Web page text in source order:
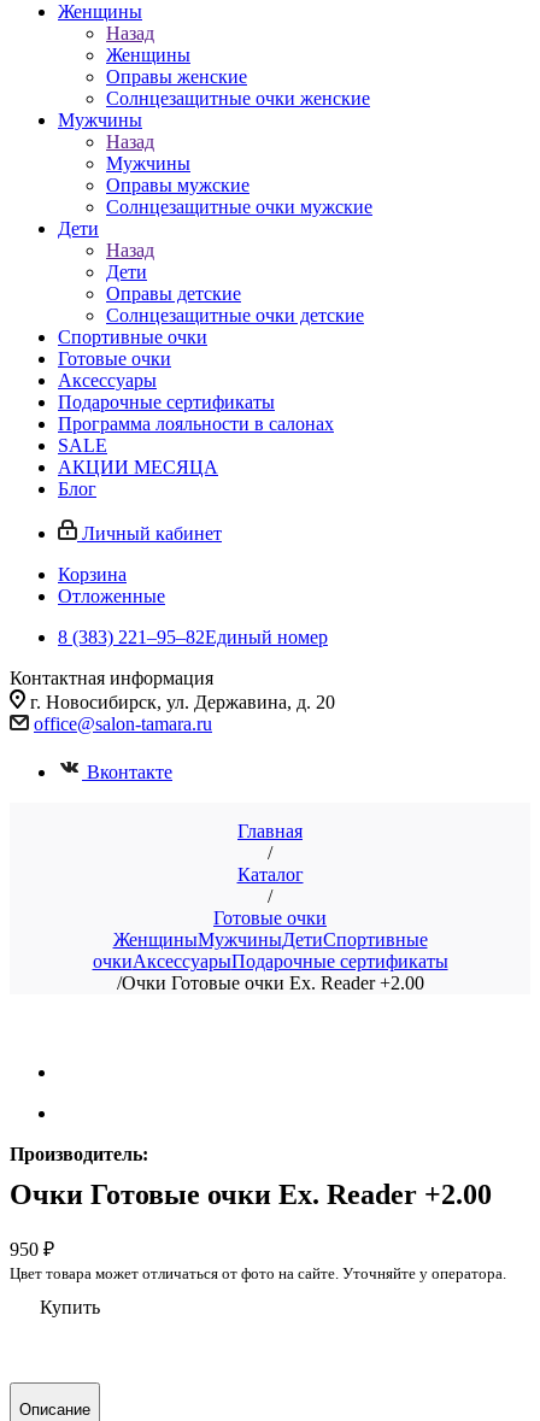
Женщины
Назад
Женщины
Оправы женские
Солнцезащитные очки женские
Мужчины
Назад
Мужчины
Оправы мужские
Солнцезащитные очки мужские
Дети
Назад
Дети
Оправы детские
Солнцезащитные очки детские
Спортивные очки
Готовые очки
Аксессуары
Подарочные сертификаты
Программа лояльности в салонах
SALE
АКЦИИ МЕСЯЦА
Блог
Личный кабинет
Корзина
Отложенные
8 (383) 221‒95‒82Единый номер
Контактная информация
г. Новосибирск, ул. Державина, д. 20
office@salon-tamara.ru
Вконтакте
Главная
/
Каталог
/
Готовые очки
ЖенщиныМужчиныДетиСпортивные
очкиАксессуарыПодарочные сертификаты
/Очки Готовые очки Ex. Reader +2.00
Производитель:
Очки Готовые очки Ex. Reader +2.00
950 ₽
Цвет товара может отличаться от фото на сайте. Уточняйте у оператора.
Купить
Описание